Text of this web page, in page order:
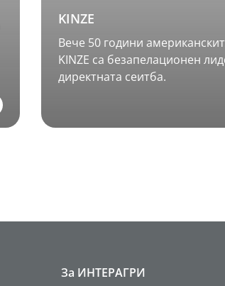
KINZE
Вече 50 години
KINZE са безапелационен
директната сеитба.
За ИНТЕРАГРИ